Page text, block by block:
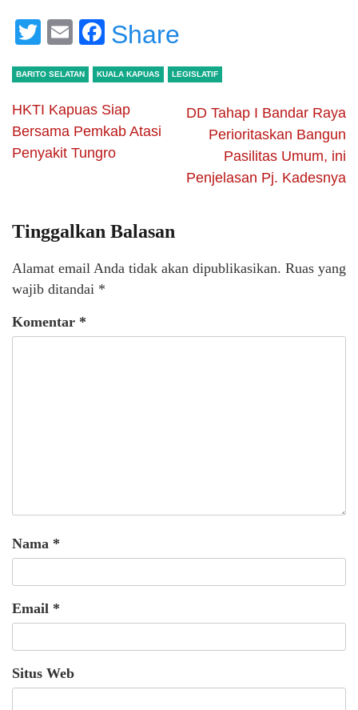
Twitter
EmailFacebook
Share
BARITO SELATAN KUALA KAPUAS LEGISLATIF
HKTI Kapuas Siap
Bersama Pemkab Atasi
Penyakit Tungro
DD Tahap I Bandar Raya
Perioritaskan Bangun
Pasilitas Umum, ini
Penjelasan Pj. Kadesnya
Tinggalkan Balasan
Alamat email Anda tidak akan dipublikasikan. Ruas yang
wajib ditandai *
Komentar *
Nama *
Email *
Situs Web